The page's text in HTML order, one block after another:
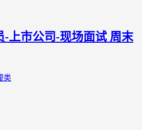
-上市公司-现场面试 周末
类